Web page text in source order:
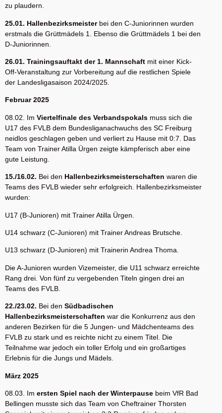
zu plaudern.
25.01. Hallenbezirksmeisterbei den C-Juniorinnen wurden
erstmals die Grüttmädels 1. Ebenso die Grüttmädels 1 bei den
D-Juniorinnen.
26.01. Trainingsauftakt der 1. Mannschaft mit einer Kick-
Off-Veranstaltung zur Vorbereitung auf die restlichen Spiele
der Landesligasaison 2024/2025.
Februar 2025
08.02. Im Viertelfinale des Verbandspokals muss sich die
U17 des FVLB dem Bundesliganachwuchs des SC Freiburg
neidlos geschlagen geben und verliert zu Hause mit 0:7. Das
Team von Trainer Atilla Ürgen zeigte kämpferisch aber eine
gute Leistung.
15./16.02. Bei den Hallenbezirksmeisterschaften waren die
Teams des FVLB wieder sehr erfolgreich. Hallenbezirksmeister
wurden:
U17 (B-Junioren) mit Trainer Atilla Ürgen.
U14 schwarz (C-Junioren) mit Trainer Andreas Brutsche.
U13 schwarz (D-Junioren) mit Trainerin Andrea Thoma.
Die A-Junioren wurden Vizemeister, die U11 schwarz erreichte
Rang drei. Von fünf zu vergebenden Titeln gingen drei an
Teams des FVLB.
22./23.02. Bei den Südbadischen
Hallenbezirksmeisterschaften war die Konkurrenz aus den
anderen Bezirken für die 5 Jungen- und Mädchenteams des
FVLB zu stark und es reichte nicht zu einem Titel. Die
Teilnahme war jedoch ein toller Erfolg und ein großartiges
Erlebnis für die Jungs und Mädels.
März 2025
08.03. Im ersten Spiel nach der Winterpause beim VfR Bad
Bellingen musste sich das Team von Cheftrainer Thorsten